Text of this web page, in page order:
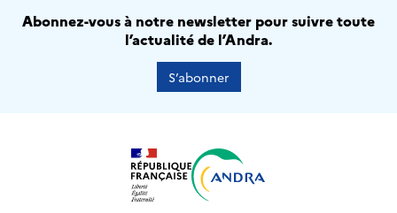
Abonnez-vous à notre newsletter pour suivre toute
l’actualité de l’Andra.
S’abonner